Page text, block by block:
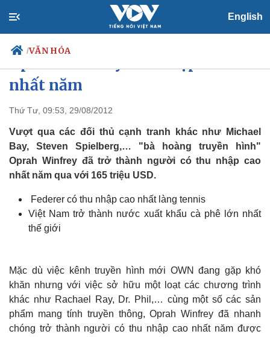
English
/VĂN HÓA
Chính trị
Đảng
Tổ chức nhân sự
Quốc hội
Nhận diện sự thật
Tin 24h
Dự báo thời tiết
Giáo dục
Dấu ấn VOV
Việc làm
Biển đảo
nhất năm
Thứ Tư, 09:53, 29/08/2012
Vượt qua các đối thủ cạnh tranh khác như Michael
Bay, Steven Spielberg,… "bà hoàng truyền hình"
Oprah Winfrey đã trở thành người có thu nhập cao
nhất năm qua với 165 triệu USD.
Federer có thu nhập cao nhất làng tennis
Việt Nam trở thành nước xuất khẩu cà phê lớn nhất
thế giới
Mặc dù việc kênh truyền hình mới OWN đang gặp khó
khăn nhưng với việc sở hữu một loạt các chương trình
khác như Rachael Ray, Dr. Phil,… cùng một số các sản
phẩm mang tính truyền thông, Oprah Winfrey đã nhanh
chóng trở thành người có thu nhập cao nhất năm được